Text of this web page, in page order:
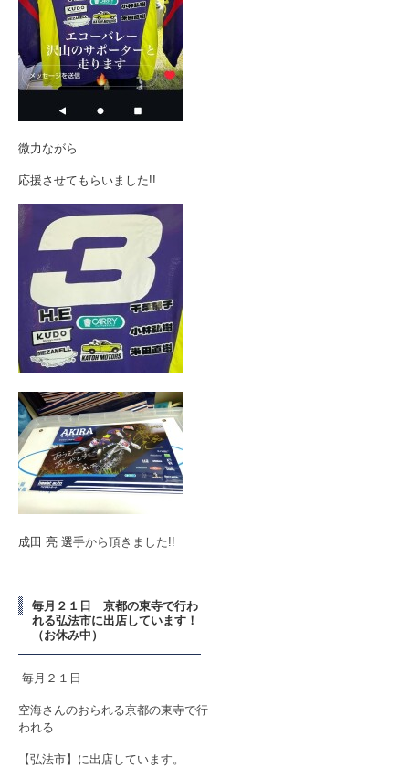
微力ながら
応援させてもらいました!!
成田 亮 選手から頂きました!!
毎月２１日 京都の東寺で行わ
れる弘法市に出店しています！
（お休み中）
毎月２１日
空海さんのおられる京都の東寺で行
われる
【弘法市】に出店しています。